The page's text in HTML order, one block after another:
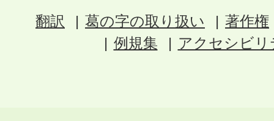
翻訳 葛の字の取り扱い
著作権
例規集
アクセシビ